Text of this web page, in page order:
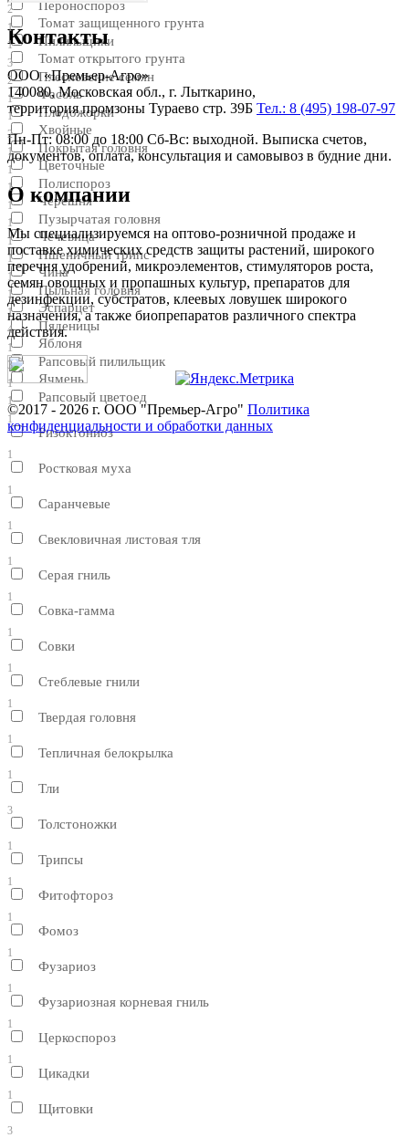
2
Томат защищенного грунта
1
Томат открытого грунта
2
Фасоль
1
Хвойные
1
Цветочные
1
Черешня
1
Чечевица
1
Чина
1
Эспарцет
4
Яблоня
3
Ячмень
1
Пероноспороз
1
Пилильщики
3
Плесневение семян
1
Плодожорки
2
Покрытая головня
1
Полиспороз
1
Пузырчатая головня
1
Пшеничный трипс
1
Пыльная головня
1
Пяденицы
1
Рапсовый пилильщик
1
Рапсовый цветоед
1
Ризоктониоз
1
Ростковая муха
1
Саранчевые
1
Свекловичная листовая тля
1
Серая гниль
1
Совка-гамма
1
Совки
1
Стеблевые гнили
1
Твердая головня
1
Тепличная белокрылка
1
Тли
3
Толстоножки
1
Трипсы
1
Фитофтороз
1
Фомоз
1
Фузариоз
1
Фузариозная корневая гниль
1
Церкоспороз
1
Цикадки
1
Щитовки
3
Контакты
ООО «Премьер-Агро»
140080, Московская обл., г. Лыткарино,
территория промзоны Тураево стр. 39Б Тел.: 8 (495) 198-07-97
Пн-Пт: 08:00 до 18:00 Сб-Вс: выходной. Выписка счетов,
документов, оплата, консультация и самовывоз в будние дни.
О компании
Мы специализируемся на оптово-розничной продаже и
поставке химических средств защиты растений, широкого
перечня удобрений, микроэлементов, стимуляторов роста,
семян овощных и пропашных культур, препаратов для
дезинфекции, субстратов, клеевых ловушек широкого
назначения, а также биопрепаратов различного спектра
действия.
©2017 - 2026 г. ООО "Премьер-Агро" Политика
конфиденциальности и обработки данных